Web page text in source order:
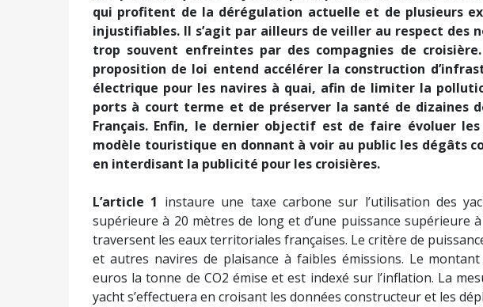
de grande plaisance mouille en Provence-Alpes-Côte d’Azur
jetant souvent l’ancre de manière illégale, ils endommagent
posidonie, véritables puits de carbone et réservoirs de
protégés.
De toute évidence, le développement de ces secteurs est
bifurcation écologique de nos sociétés et notamment avec
émissions de gaz à effet de serre d’ici 2030. Alors que les
font de plus en plus sentir, chaque centième de degré de
compagnies de croisière et les propriétaires de yachts de
l’atmosphère et en détruisant les écosystèmes marins. Il est
délirant du tourisme de croisière ainsi que la plaisance de luxe à
plus riches de la population mondiale.
La présente proposition de loi esquisse donc un premier pas